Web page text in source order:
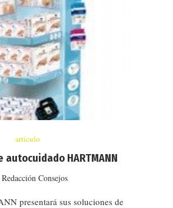
artículo
HARTMANN
Redacción Consejos
presentará sus soluciones de